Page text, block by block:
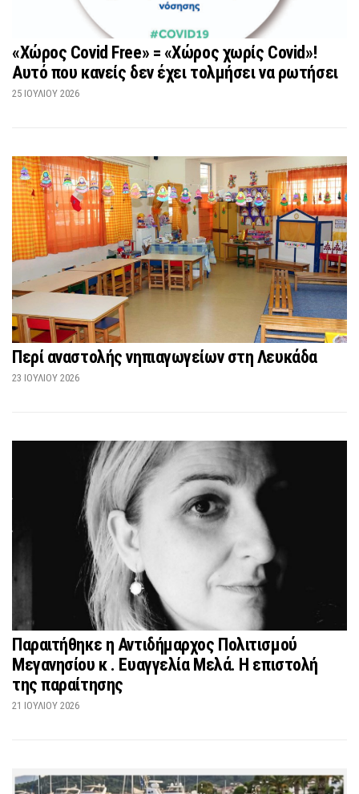
«Χώρος Covid Free» = «Χώρος χωρίς Covid»!
Αυτό που κανείς δεν έχει τολμήσει να ρωτήσει
25 ΙΟΥΛΊΟΥ 2026
Περί αναστολής νηπιαγωγείων στη Λευκάδα
23 ΙΟΥΛΊΟΥ 2026
Παραιτήθηκε η Αντιδήμαρχος Πολιτισμού
Μεγανησίου κ . Ευαγγελία Μελά. Η επιστολή
της παραίτησης
21 ΙΟΥΛΊΟΥ 2026